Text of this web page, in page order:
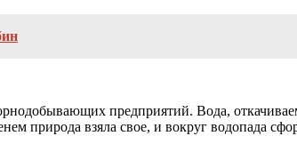
предприятий. Вода,
природа взяла свое, и вокруг водопада